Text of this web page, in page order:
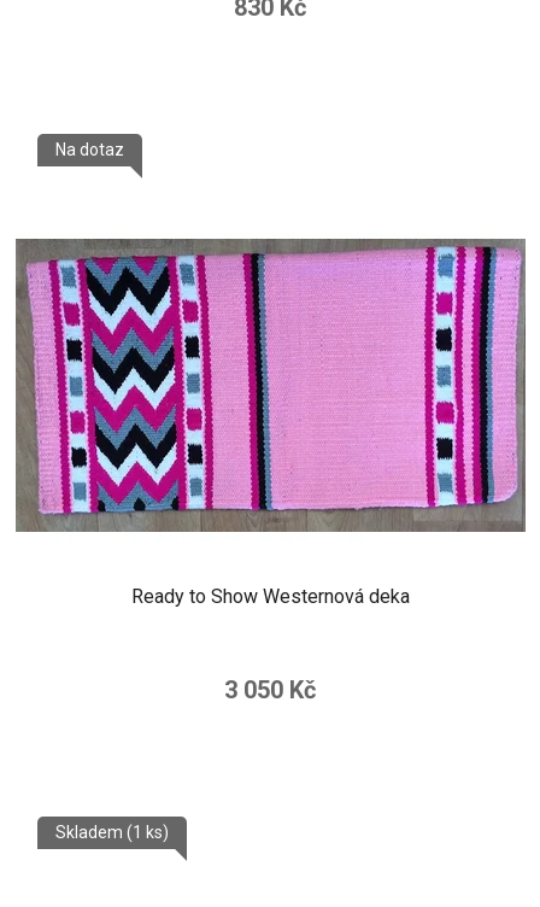
830 Kč
Ready to Show Westernová deka
Na dotaz
3 050 Kč
Skladem (1 ks)